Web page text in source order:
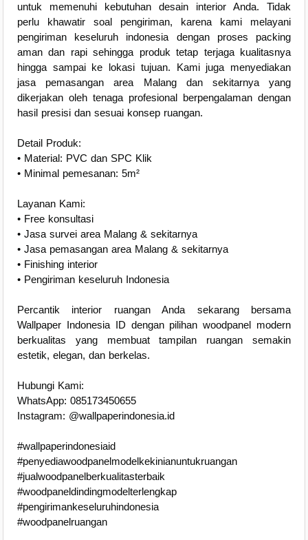
untuk memenuhi kebutuhan desain interior Anda. Tidak
perlu khawatir soal pengiriman, karena kami melayani
pengiriman keseluruh indonesia dengan proses packing
aman dan rapi sehingga produk tetap terjaga kualitasnya
hingga sampai ke lokasi tujuan. Kami juga menyediakan
jasa pemasangan area Malang dan sekitarnya yang
dikerjakan oleh tenaga profesional berpengalaman dengan
hasil presisi dan sesuai konsep ruangan.
Detail Produk:
• Material: PVC dan SPC Klik
• Minimal pemesanan: 5m²
Layanan Kami:
• Free konsultasi
• Jasa survei area Malang & sekitarnya
• Jasa pemasangan area Malang & sekitarnya
• Finishing interior
• Pengiriman keseluruh Indonesia
Percantik interior ruangan Anda sekarang bersama
Wallpaper Indonesia ID dengan pilihan woodpanel modern
berkualitas yang membuat tampilan ruangan semakin
estetik, elegan, dan berkelas.
Hubungi Kami:
WhatsApp: 085173450655
Instagram: @wallpaperindonesia.id
#wallpaperindonesiaid
#penyediawoodpanelmodelkekinianuntukruangan
#jualwoodpanelberkualitasterbaik
#woodpaneldindingmodelterlengkap
#pengirimankeseluruhindonesia
#woodpanelruangan